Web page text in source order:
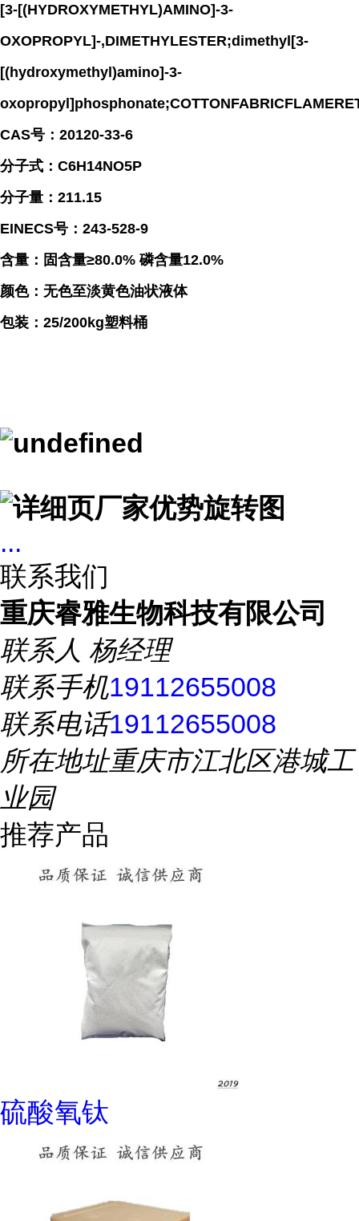
[3-[(HYDROXYMETHYL)AMINO]-3-
OXOPROPYL]-,DIMETHYLESTER;dimethyl[3-
[(hydroxymethyl)amino]-3-
CAS号：20120-33-6
分子式：C6H14NO5P
分子量：211.15
EINECS号：243-528-9
含量：固含量≥80.0% 磷含量12.0%
颜色：无色至淡黄色油状液体
包装：25/200kg塑料桶
...
联系我们
重庆睿雅生物科技有限公司
联系人 杨经理
联系手机19112655008
联系电话19112655008
所在地址重庆市江北区港城工
业园
推荐产品
硫酸氧钛